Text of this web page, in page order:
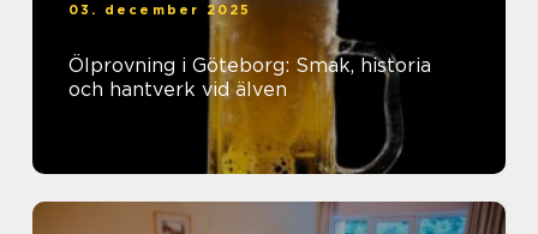
03. december 2025
Ölprovning i Göteborg: Smak, historia
och hantverk vid älven